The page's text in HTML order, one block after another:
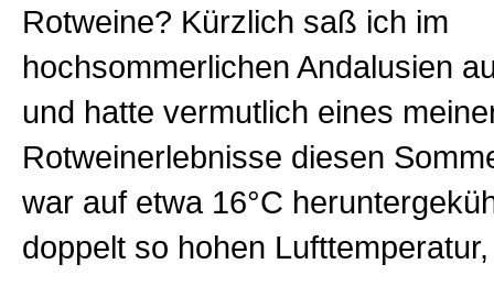
Rotweine? Kürzlich saß ich im
hochsommerlichen Andalusien
und hatte vermutlich eines
Rotweinerlebnisse diesen
war auf etwa 16°C
doppelt so hohen Lufttemperatur,